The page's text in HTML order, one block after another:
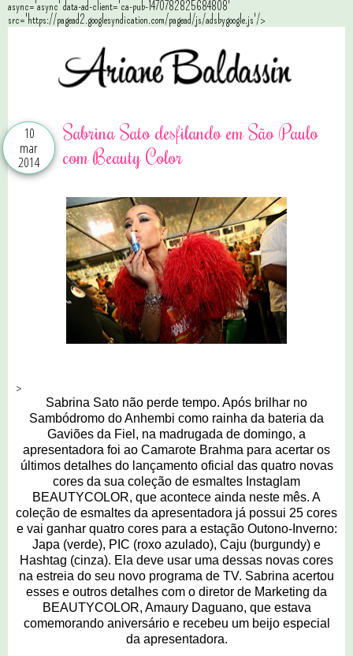
async='async' data-ad-client='ca-pub-1470782825684808'
src='https://pagead2.googlesyndication.com/pagead/js/adsbygoogle.js'/>
10
mar
2014
Sabrina Sato desfilando em São Paulo
com Beauty Color
>
Sabrina Sato não perde tempo. Após brilhar no
Sambódromo do Anhembi como rainha da bateria da
Gaviões da Fiel, na madrugada de domingo, a
apresentadora foi ao Camarote Brahma para acertar os
últimos detalhes do lançamento oficial das quatro novas
cores da sua coleção de esmaltes Instaglam
BEAUTYCOLOR, que acontece ainda neste mês. A
coleção de esmaltes da apresentadora já possui 25 cores
e vai ganhar quatro cores para a estação Outono-Inverno:
Japa (verde), PIC (roxo azulado), Caju (burgundy) e
Hashtag (cinza). Ela deve usar uma dessas novas cores
na estreia do seu novo programa de TV. Sabrina acertou
esses e outros detalhes com o diretor de Marketing da
BEAUTYCOLOR, Amaury Daguano, que estava
comemorando aniversário e recebeu um beijo especial
da apresentadora.